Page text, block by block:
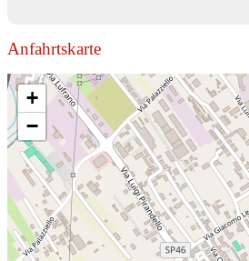
Anfahrtskarte
+
−